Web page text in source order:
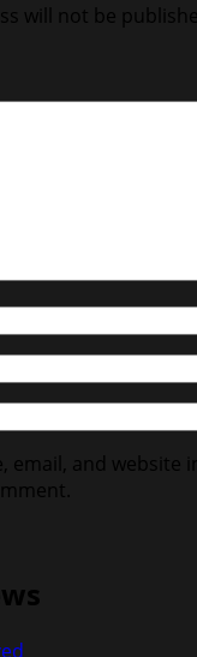
will not be
email, and website